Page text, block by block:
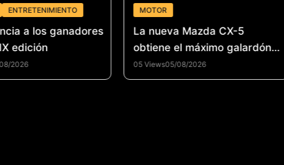
ENTRETENIMIENTO
a los ganadores
edición
2026
MOTOR
La nueva Mazda CX-5
obtiene el máximo galardón
de seguridad del IIHS en
Estados Unidos
05 Views05/08/2026